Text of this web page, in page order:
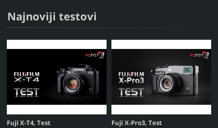
Najnoviji testovi
Fuji X-T4, Test Fuji X-Pro3, Test